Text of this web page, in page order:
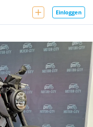
Einloggen